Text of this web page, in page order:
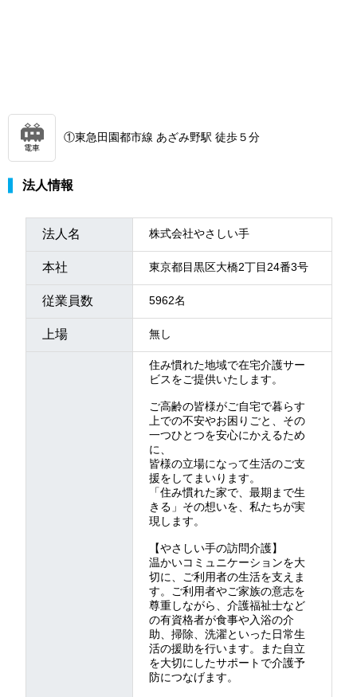
電車
①東急田園都市線 あざみ野駅 徒歩５分
法人情報
法人名 株式会社やさしい手
本社 東京都目黒区大橋2丁目24番3号
従業員数 5962名
上場 無し
住み慣れた地域で在宅介護サー
ビスをご提供いたします。
ご高齢の皆様がご自宅で暮らす
上での不安やお困りごと、その
一つひとつを安心にかえるため
に、
皆様の立場になって生活のご支
援をしてまいります。
「住み慣れた家で、最期まで生
きる」その想いを、私たちが実
現します。
【やさしい手の訪問介護】
温かいコミュニケーションを大
切に、ご利用者の生活を支えま
す。ご利用者やご家族の意志を
尊重しながら、介護福祉士など
の有資格者が食事や入浴の介
助、掃除、洗濯といった日常生
活の援助を行います。また自立
を大切にしたサポートで介護予
防につなげます。